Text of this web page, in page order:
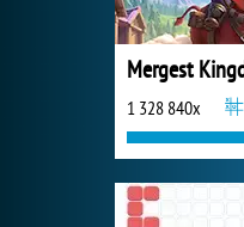
1 328 840x